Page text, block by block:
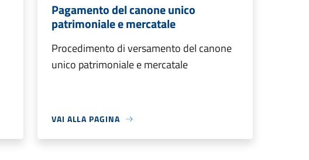
Pagamento del canone unico
patrimoniale e mercatale
Procedimento di versamento del canone
unico patrimoniale e mercatale
VAI ALLA PAGINA